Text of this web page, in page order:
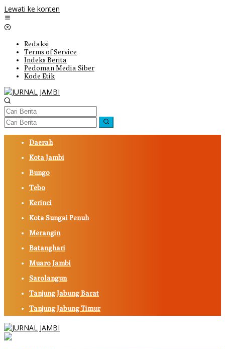
Lewati ke konten
Redaksi
Terms of Service
Indeks Berita
Pedoman Media Siber
Kode Etik
Daerah
Kota Jambi
Bungo
Tebo
Kerinci
Kota Sungai Penuh
Merangin
Batanghari
Muaro Jambi
Sarolangun
Tanjung Jabung Barat
Tanjung Jabung Timur